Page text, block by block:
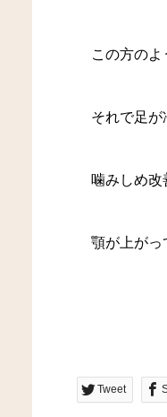
この方のよ
それで足が
噛みしめ改
顎が上がっ
Tweet